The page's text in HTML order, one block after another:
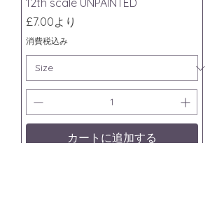
12th scale UNPAINTED
£7.00より
セール価格
消費税込み
カートに追加する